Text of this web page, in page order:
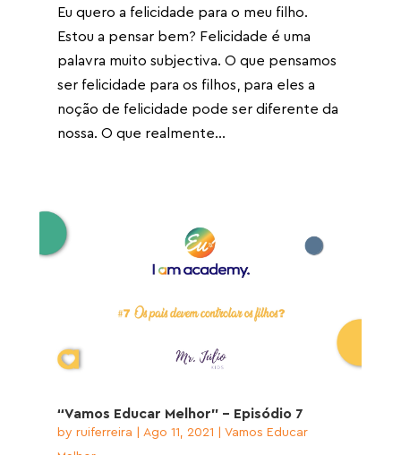
Eu quero a felicidade para o meu filho.
Estou a pensar bem? Felicidade é uma
palavra muito subjectiva. O que pensamos
ser felicidade para os filhos, para eles a
noção de felicidade pode ser diferente da
nossa. O que realmente...
“Vamos Educar Melhor” – Episódio 7
by ruiferreira Ago 11, 2021
Vamos Educar